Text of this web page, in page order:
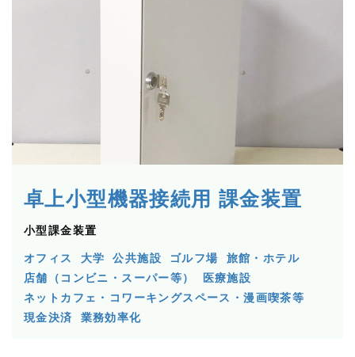
卓上小型機器接続用 課金装置
小型課金装置
オフィス
大学 公共施設 ゴルフ場 旅館・ホテル
店舗（コンビニ・スーパー等）
医療施設
ネットカフェ・コワーキングスペース・漫画喫茶等
現金決済 業務効率化